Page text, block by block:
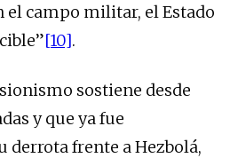
el campo militar, el Estado
[10].
sostiene desde
y que ya fue
derrota frente a Hezbolá,